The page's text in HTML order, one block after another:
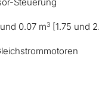
0.07 m3 [1.75 und